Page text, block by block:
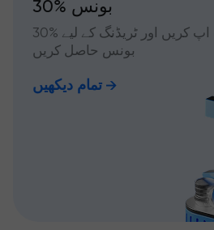
30% بونس
اپنا اکاؤنٹ ٹاپ اپ کریں اور ٹریڈنگ کے لیے %30
بونس حاصل کریں
تمام دیکھیں